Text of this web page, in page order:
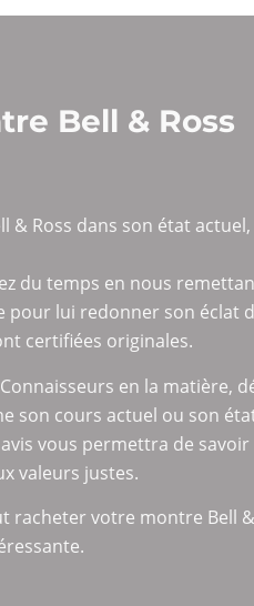
Bell & Ross
& Ross dans son état
du temps en nous
lui redonner son éclat
certifiées originales.
en la matière,
son cours actuel ou son
vous permettra de
valeurs justes.
votre montre Bell &